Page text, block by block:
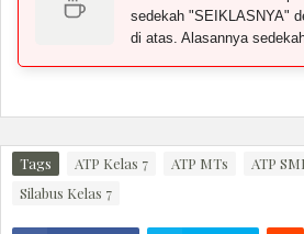
sedekah "SEIKLASNYA"
di atas. Alasannya
Tags ATP Kelas 7 ATP MTs ATP
Silabus Kelas 7